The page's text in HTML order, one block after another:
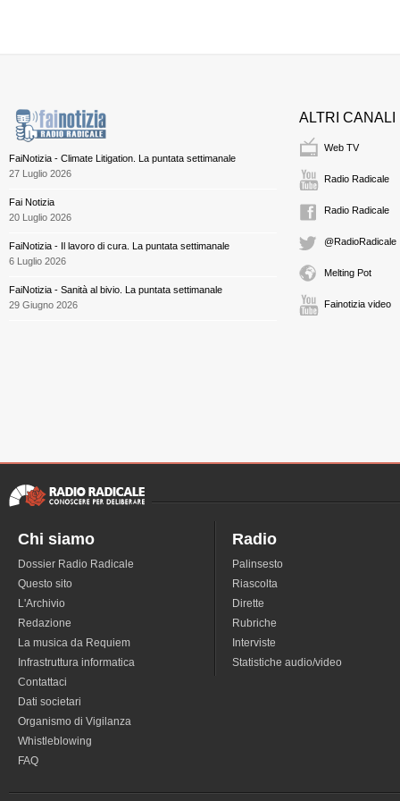
FaiNotizia - Climate Litigation. La puntata settimanale
27 Luglio 2026
Fai Notizia
20 Luglio 2026
FaiNotizia - Il lavoro di cura. La puntata settimanale
6 Luglio 2026
FaiNotizia - Sanità al bivio. La puntata settimanale
29 Giugno 2026
ALTRI CANALI
Web TV
Radio Radicale
Radio Radicale
@RadioRadicale
Melting Pot
Fainotizia video
Chi siamo
Dossier Radio Radicale
Questo sito
L'Archivio
Redazione
La musica da Requiem
Infrastruttura informatica
Contattaci
Dati societari
Organismo di Vigilanza
Whistleblowing
FAQ
Radio
Palinsesto
Riascolta
Dirette
Rubriche
Interviste
Statistiche audio/video